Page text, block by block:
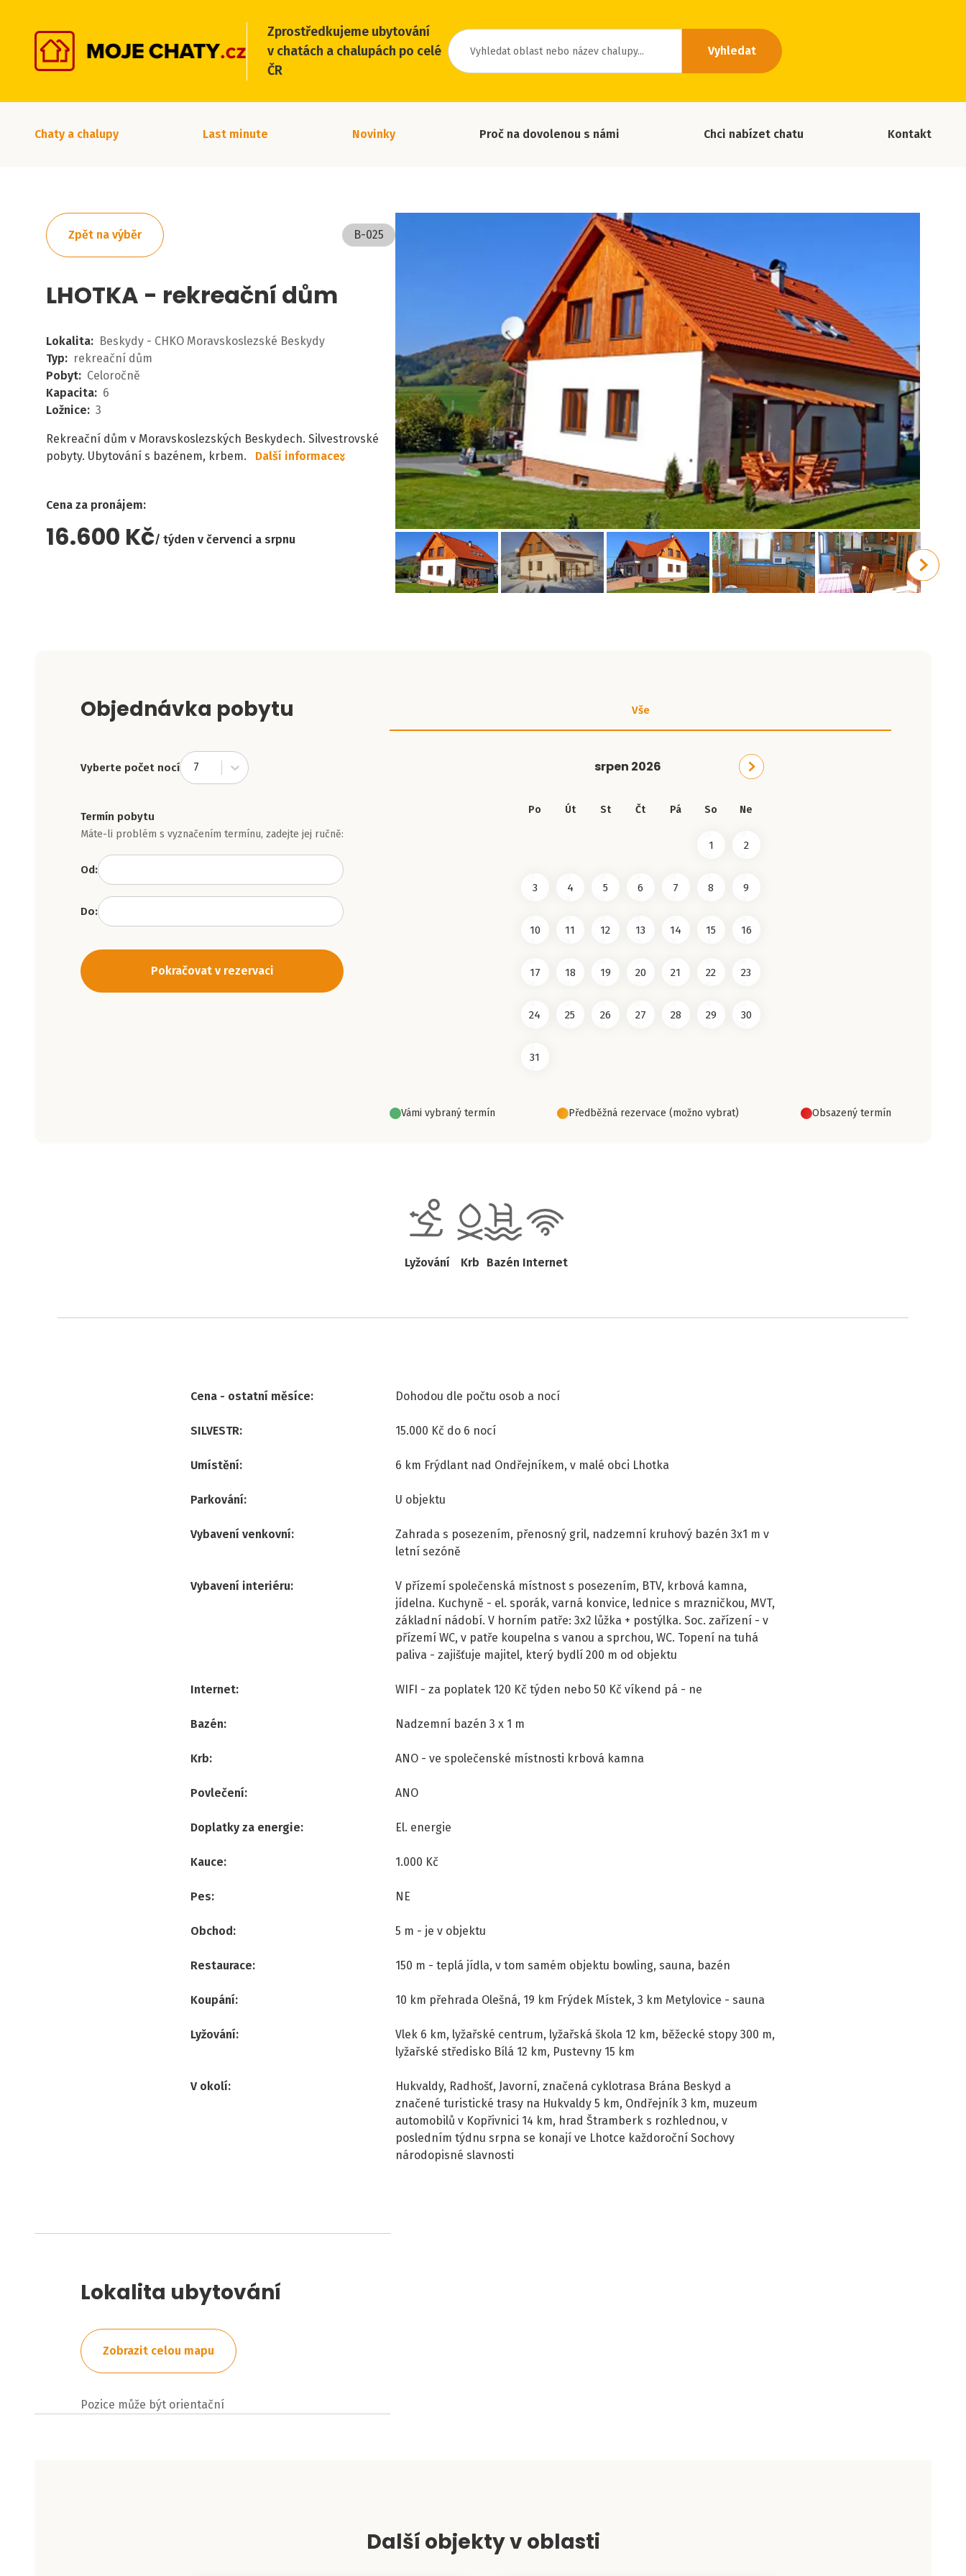
Zprostředkujeme ubytování
v chatách a chalupách po celé
ČR
Vyhledat
Chaty a chalupy Last minute Novinky Proč na dovolenou s námi Chci nabízet chatu Kontakt
Zpět na výběr B-025
LHOTKA - rekreační dům
Lokalita: Beskydy - CHKO Moravskoslezské Beskydy
Typ: rekreační dům
Pobyt: Celoročně
Kapacita: 6
Ložnice: 3
Rekreační dům v Moravskoslezských Beskydech. Silvestrovské
pobyty. Ubytování s bazénem, krbem.
Další informace
Cena za pronájem:
16.600 Kč týden v červenci a srpnu
Objednávka pobytu
Vyberte počet nocí 7
Termín pobytu
Máte-li problém s vyznačením termínu, zadejte jej ručně:
Od:
Do:
Pokračovat v rezervaci
Vše
srpen 2026
Po Út St Čt Pá So Ne
1 2
3 4 5 6 7 8 9
10 11 12 13 14 15 16
17 18 19 20 21 22 23
24 25 26 27 28 29 30
31
Vámi vybraný termín Předběžná rezervace (možno vybrat) Obsazený termín
Lyžování Krb Bazén Internet
Cena - ostatní měsíce: Dohodou dle počtu osob a nocí
SILVESTR: 15.000 Kč do 6 nocí
Umístění: 6 km Frýdlant nad Ondřejníkem, v malé obci Lhotka
Parkování: U objektu
Vybavení venkovní:
Zahrada s posezením, přenosný gril, nadzemní kruhový bazén 3x1 m v
letní sezóně
Vybavení interiéru:
V přízemí společenská místnost s posezením, BTV, krbová kamna,
jídelna. Kuchyně - el. sporák, varná konvice, lednice s mrazničkou, MVT,
základní nádobí. V horním patře: 3x2 lůžka + postýlka. Soc. zařízení - v
přízemí WC, v patře koupelna s vanou a sprchou, WC. Topení na tuhá
paliva - zajišťuje majitel, který bydlí 200 m od objektu
Internet: WIFI - za poplatek 120 Kč týden nebo 50 Kč víkend pá - ne
Bazén: Nadzemní bazén 3 x 1 m
Krb: ANO - ve společenské místnosti krbová kamna
Povlečení: ANO
Doplatky za energie: El. energie
Kauce: 1.000 Kč
Pes: NE
Obchod: 5 m - je v objektu
Restaurace: 150 m - teplá jídla, v tom samém objektu bowling, sauna, bazén
Koupání: 10 km přehrada Olešná, 19 km Frýdek Místek, 3 km Metylovice - sauna
Lyžování:
Vlek 6 km, lyžařské centrum, lyžařská škola 12 km, běžecké stopy 300 m,
lyžařské středisko Bílá 12 km, Pustevny 15 km
V okolí:
Hukvaldy, Radhošť, Javorní, značená cyklotrasa Brána Beskyd a
značené turistické trasy na Hukvaldy 5 km, Ondřejník 3 km, muzeum
automobilů v Kopřivnici 14 km, hrad Štramberk s rozhlednou, v
posledním týdnu srpna se konají ve Lhotce každoroční Sochovy
národopisné slavnosti
Lokalita ubytování
Zobrazit celou mapu
Pozice může být orientační
Další objekty v oblasti